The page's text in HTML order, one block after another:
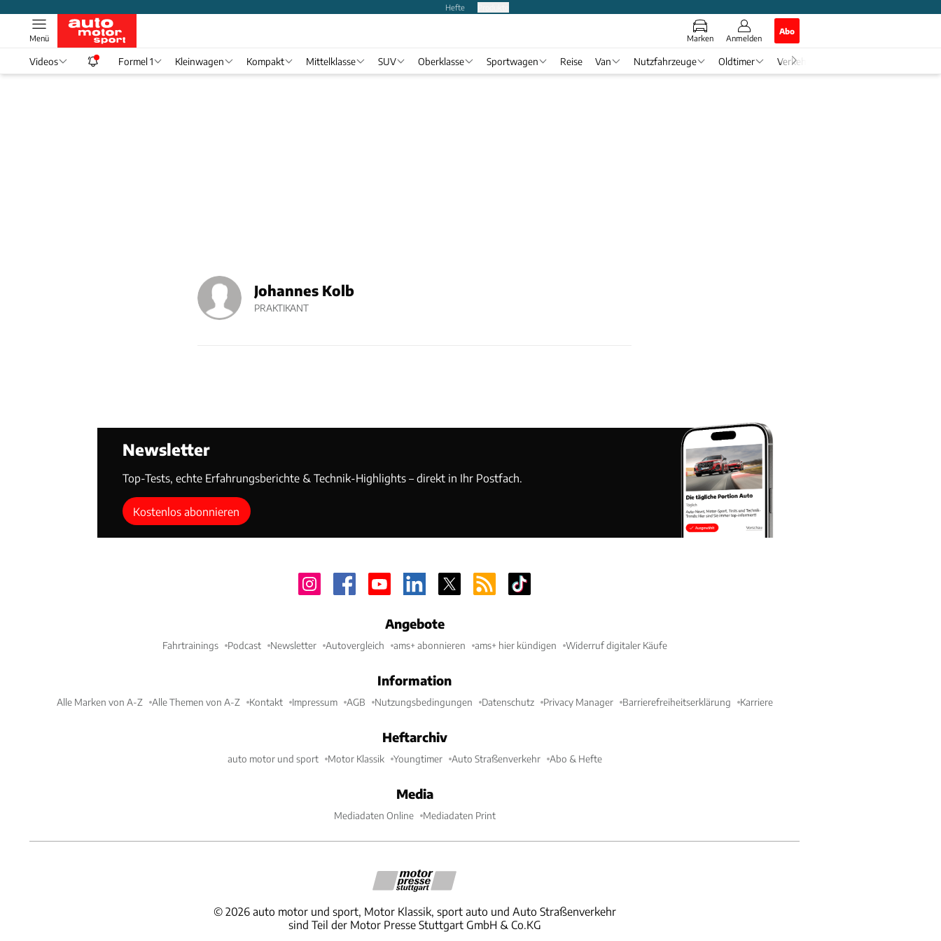
Hefte
Marken Anmelden
Abo
Menü
Videos Formel 1 Kleinwagen Kompakt Mittelklasse SUV Oberklasse Sportwagen Reise Van Nutzfahrzeuge Oldtimer Verkehr
Johannes Kolb
PRAKTIKANT
Newsletter
Top-Tests, echte Erfahrungsberichte & Technik-Highlights – direkt in Ihr Postfach.
Kostenlos abonnieren
Angebote
Fahrtrainings Podcast Newsletter Autovergleich ams+ abonnieren ams+ hier kündigen Widerruf digitaler Käufe
Information
Alle Marken von A-Z Alle Themen von A-Z Kontakt Impressum AGB Nutzungsbedingungen Datenschutz Privacy Manager Barrierefreiheitserklärung Karriere
Heftarchiv
auto motor und sport Motor Klassik Youngtimer Auto Straßenverkehr Abo & Hefte
Media
Mediadaten Online Mediadaten Print
© 2026 auto motor und sport, Motor Klassik, sport auto und Auto Straßenverkehr
sind Teil der Motor Presse Stuttgart GmbH & Co.KG